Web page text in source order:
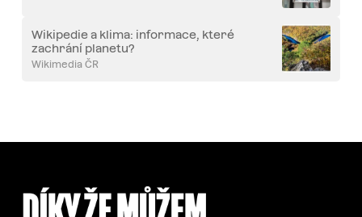
Wikipedie a klima: informace, které
zachrání planetu?
Wikimedia ČR